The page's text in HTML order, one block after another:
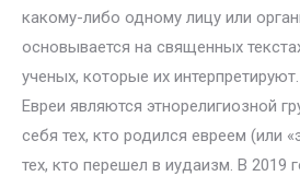
какому-либо одному лицу или
основывается на священных
ученых, которые их интерпретируют.
Евреи являются этнорелигиозной
себя тех, кто родился евреем (или
тех, кто перешел в иудаизм. В 2019